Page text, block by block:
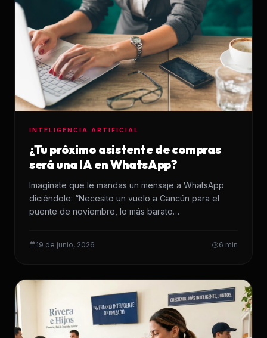
INTELIGENCIA ARTIFICIAL
¿Tu próximo asistente de compras
será una IA en WhatsApp?
Imagínate que le mandas un mensaje a WhatsApp
diciéndole: “Necesito un vuelo a Cancún para el
puente de noviembre, lo más barato…
19 de junio, 2026 6 min